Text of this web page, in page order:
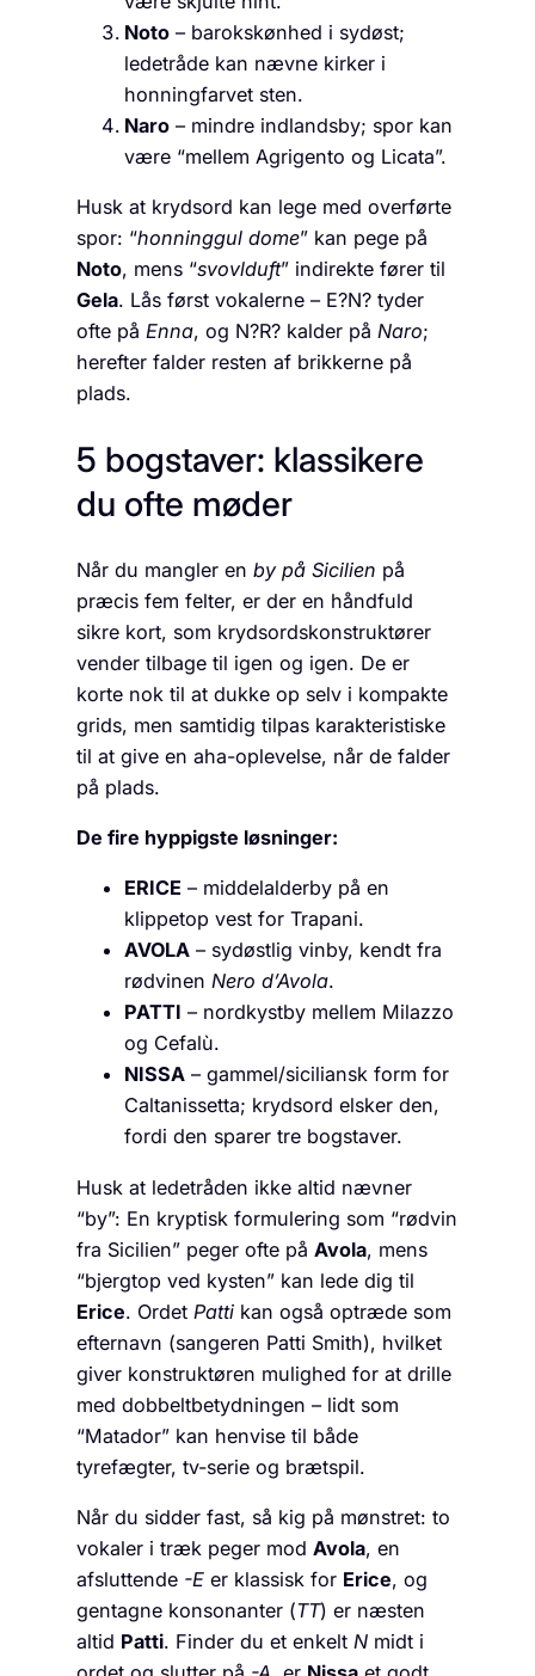
Noto – barokskønhed i sydøst;
ledetråde kan nævne kirker i
honning­farvet sten.
Naro – mindre indlandsby; spor kan
være “mellem Agrigento og Licata”.
Husk at krydsord kan lege med overførte
spor: “honning­gul dome” kan pege på
Noto, mens “svovl­duft” indirekte fører til
Gela. Lås først vokalerne – E?N? tyder
ofte på Enna, og N?R? kalder på Naro;
herefter falder resten af brikkerne på
plads.
5 bogstaver: klassikere
du ofte møder
Når du mangler en by på Sicilien på
præcis fem felter, er der en håndfuld
sikre kort, som krydsordskonstruktører
vender tilbage til igen og igen. De er
korte nok til at dukke op selv i kompakte
grids, men samtidig tilpas karakteristiske
til at give en aha-oplevelse, når de falder
på plads.
De fire hyppigste løsninger:
ERICE – middelalderby på en
klippetop vest for Trapani.
AVOLA – sydøstlig vinby, kendt fra
rødvinen Nero d’Avola.
PATTI – nordkystby mellem Milazzo
og Cefalù.
NISSA – gammel/siciliansk form for
Caltanissetta; krydsord elsker den,
fordi den sparer tre bogstaver.
Husk at ledetråden ikke altid nævner
“by”: En kryptisk formulering som “rødvin
fra Sicilien” peger ofte på Avola, mens
“bjergtop ved kysten” kan lede dig til
Erice. Ordet Patti kan også optræde som
efternavn (sangeren Patti Smith), hvilket
giver konstruktøren mulighed for at drille
med dobbeltbetydningen – lidt som
“Matador” kan henvise til både
tyrefægter, tv-serie og brætspil.
Når du sidder fast, så kig på mønstret: to
vokaler i træk peger mod Avola, en
afsluttende -E er klassisk for Erice, og
gentagne konsonanter (TT) er næsten
altid Patti. Finder du et enkelt N midt i